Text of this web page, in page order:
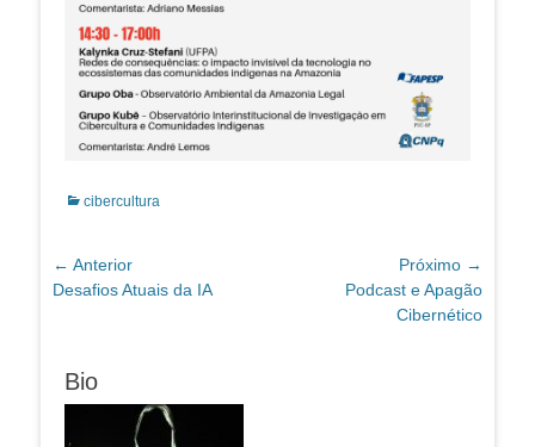
Categorias:
cibercultura
Navegação
de
← Anterior
Post
Desafios Atuais da IA
Próximo →
Podcast e Apagão
Cibernético
Bio